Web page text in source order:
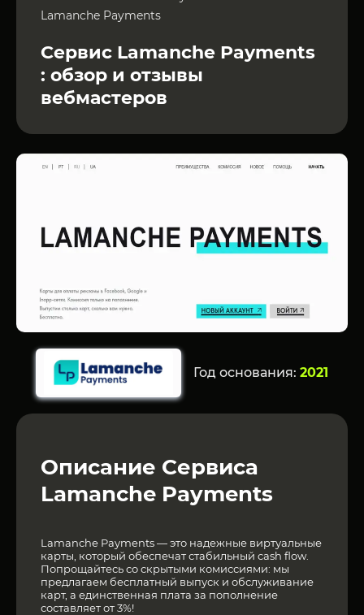
Lamanche Payments
Сервис Lamanche Payments
: обзор и отзывы
вебмастеров
Год основания:2021
Описание Сервиса
Lamanche Payments
Lamanche Payments — это надежные виртуальные
карты, который обеспечат стабильный cash flow.
Попрощайтесь со скрытыми комиссиями: мы
предлагаем бесплатный выпуск и обслуживание
карт, а единственная плата за пополнение
составляет от 3%!